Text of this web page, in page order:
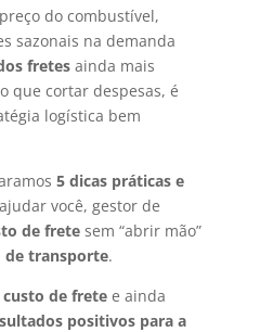
do combustível,
sazonais na demanda
fretesainda mais
que cortar despesas, é
logística bem
5 dicas práticas e
você, gestor de
de fretesem “abrir mão”
de transporte.
de fretee ainda
positivos para a